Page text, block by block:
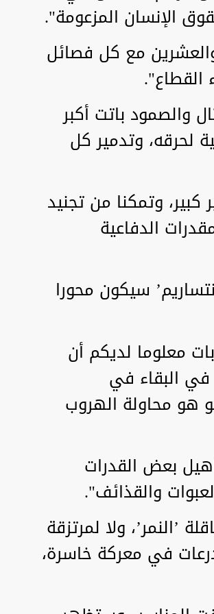
الإنسان المزعومة".
مع كل فصائل
القطاع".
والصمود باتت أكبر
لحرقه، وتدمير كل
كبير، وتمكنا من تجنيد
الدفاعية
سيكون محورا
معلوما لديكم أن
في البقاء في
هو محاولة الهروب
بعض القدرات
والقذائف".
’النمر’، ولا لمرتزقة
في معركة خاسرة،